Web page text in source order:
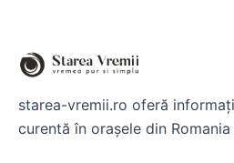
starea-vremii.ro oferă
curentă în orașele din Romania